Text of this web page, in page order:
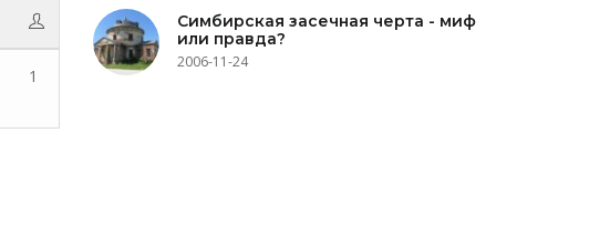
1
Симбирская засечная черта - миф
или правда?
2006-11-24